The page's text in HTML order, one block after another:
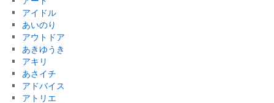
アイドル
あいのり
アウトドア
あきゆうき
アキリ
あさイチ
アドバイス
アトリエ